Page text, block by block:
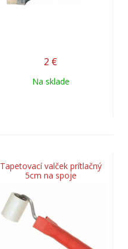
2 €
Na sklade
Tapetovací valček prítlačný
5cm na spoje